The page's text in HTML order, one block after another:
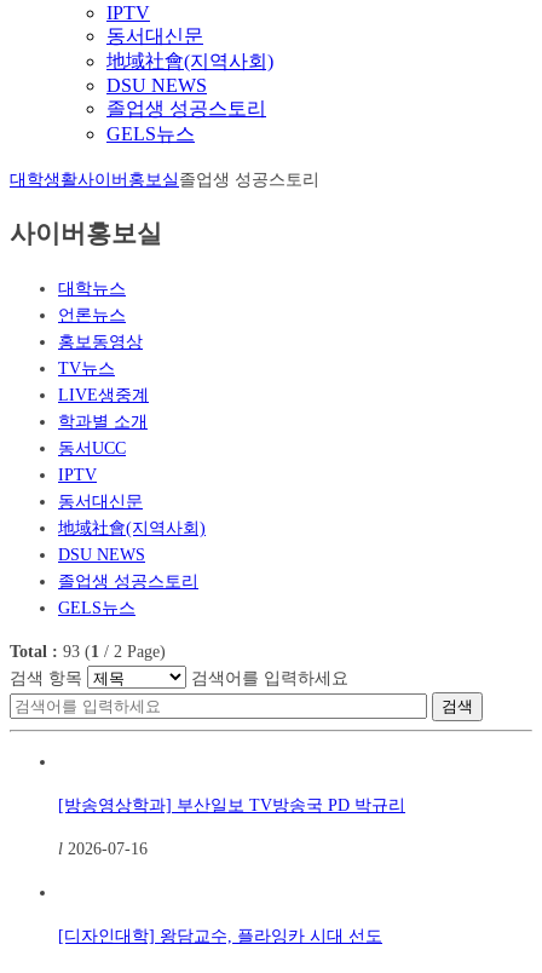
IPTV
동서대신문
地域社會(지역사회)
DSU NEWS
졸업생 성공스토리
GELS뉴스
대학생활사이버홍보실 졸업생 성공스토리
사이버홍보실
대학뉴스
언론뉴스
홍보동영상
TV뉴스
LIVE생중계
학과별 소개
동서UCC
IPTV
동서대신문
地域社會(지역사회)
DSU NEWS
졸업생 성공스토리
GELS뉴스
Total : 93 (1 / 2 Page)
검색 항목
검색어를 입력하세요
검색
[방송영상학과] 부산일보 TV방송국 PD 박규리
l 2026-07-16
[디자인대학] 왕담교수, 플라잉카 시대 선도